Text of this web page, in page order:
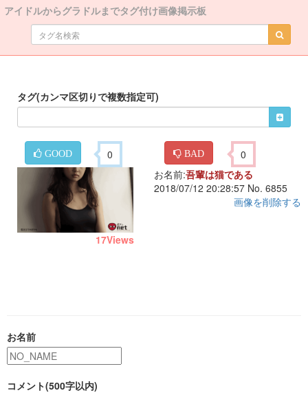
アイドルからグラドルまでタグ付け画像掲示板
タグ(カンマ区切りで複数指定可)
GOOD 0 BAD 0
17Views
お名前:吾輩は猫である
2018/07/12 20:28:57 No. 6855
画像を削除する
お名前
コメント(500字以内)